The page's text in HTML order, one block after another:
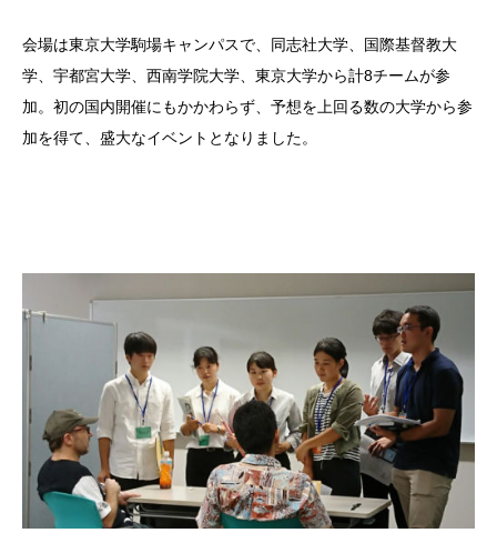
会場は東京大学駒場キャンパスで、同志社大学、国際基督教大
学、宇都宮大学、西南学院大学、東京大学から計8チームが参
加。初の国内開催にもかかわらず、予想を上回る数の大学から参
加を得て、盛大なイベントとなりました。